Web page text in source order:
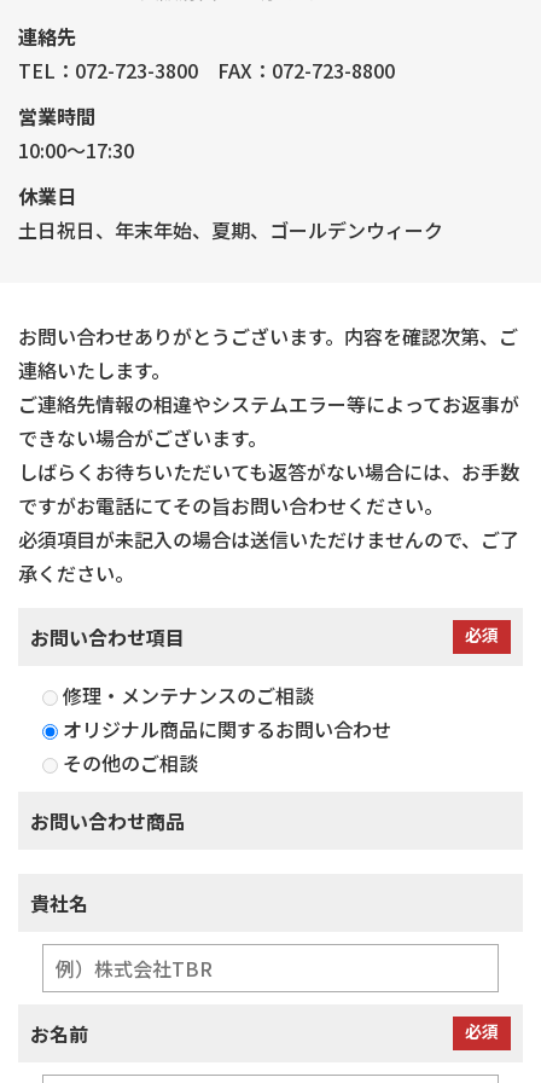
連絡先
TEL：072-723-3800 FAX：072-723-8800
営業時間
10:00～17:30
休業日
土日祝日、年末年始、夏期、ゴールデンウィーク
お問い合わせありがとうございます。内容を確認次第、ご
連絡いたします。
ご連絡先情報の相違やシステムエラー等によってお返事が
できない場合がございます。
しばらくお待ちいただいても返答がない場合には、お手数
ですがお電話にてその旨お問い合わせください。
必須項目が未記入の場合は送信いただけませんので、ご了
承ください。
お問い合わせ項目 必須
修理・メンテナンスのご相談
オリジナル商品に関するお問い合わせ
その他のご相談
お問い合わせ商品
貴社名
お名前 必須